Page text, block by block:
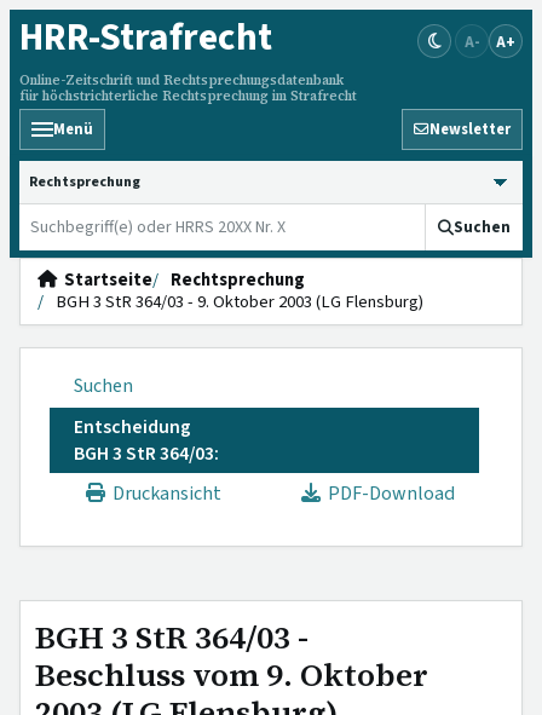
HRR-Strafrecht
Online-Zeitschrift und Rechtsprechungsdatenbank
für höchstrichterliche Rechtsprechung im Strafrecht
A- A+
Menü Newsletter
HRRS durchsuchen
Suchen
Startseite
Rechtsprechung
BGH 3 StR 364/03 - 9. Oktober 2003 (LG Flensburg)
Suchen
Entscheidung
BGH 3 StR 364/03:
Druckansicht
PDF-Download
BGH 3 StR 364/03 -
Beschluss vom 9. Oktober